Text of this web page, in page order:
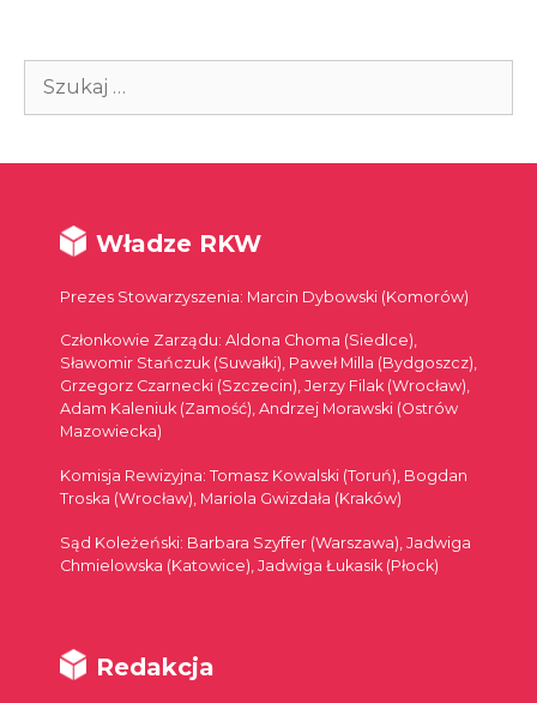
Szukaj:
Władze RKW
Prezes Stowarzyszenia: Marcin Dybowski (Komorów)
Członkowie Zarządu: Aldona Choma (Siedlce),
Sławomir Stańczuk (Suwałki), Paweł Milla (Bydgoszcz),
Grzegorz Czarnecki (Szczecin), Jerzy Filak (Wrocław),
Adam Kaleniuk (Zamość), Andrzej Morawski (Ostrów
Mazowiecka)
Komisja Rewizyjna: Tomasz Kowalski (Toruń), Bogdan
Troska (Wrocław), Mariola Gwizdała (Kraków)
Sąd Koleżeński: Barbara Szyffer (Warszawa), Jadwiga
Chmielowska (Katowice), Jadwiga Łukasik (Płock)
Redakcja